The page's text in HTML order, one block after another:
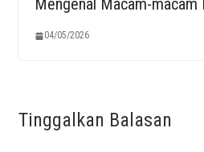
Mengenal Macam-macam
04/05/2026
Tinggalkan Balasan